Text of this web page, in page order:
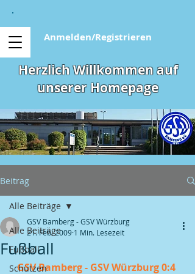
Anmelden/Registrieren
Herzlich Willkommen auf
unserer Homepage
Beitrag
Alle Beiträge
Fußball
Schützen
Alle Beiträge
Fußball
GSV Bamberg - GSV Würzburg
21. Feb. 2009 1 Min. Lesezeit
GSV Bamberg - GSV Würzburg 0:4